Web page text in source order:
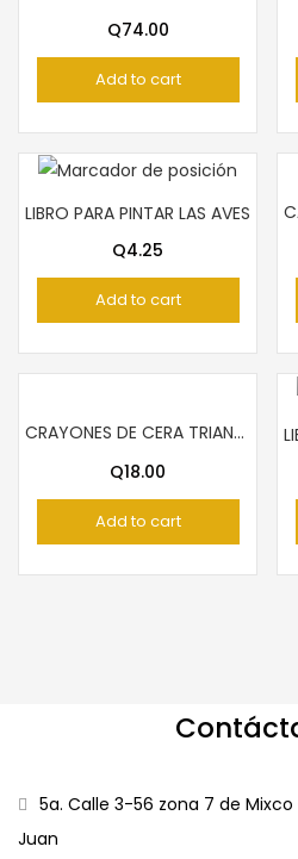
Q74.00
Add to cart
LIBRO PARA PINTAR LAS AVES
Q4.25
Add to cart
CRAYONES DE CERA TRIANGULAR TUCAN JUMBO 12
Q18.00
Add to cart
5a. Calle 3-56 zona 7 de
Juan